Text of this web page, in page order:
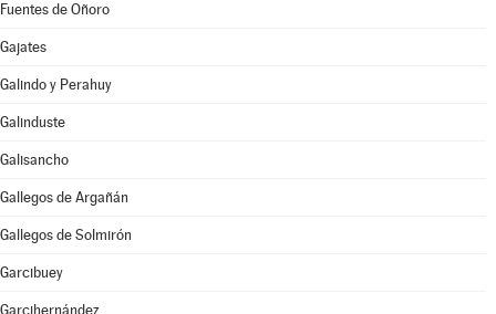
Fuentes de Oñoro
Gajates
Galindo y Perahuy
Galinduste
Galisancho
Gallegos de Argañán
Gallegos de Solmirón
Garcibuey
Garcihernández